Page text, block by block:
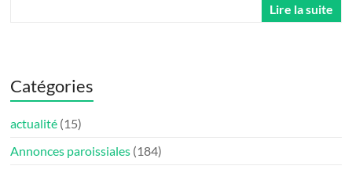
Lire la suite
Catégories
actualité (15)
Annonces paroissiales (184)